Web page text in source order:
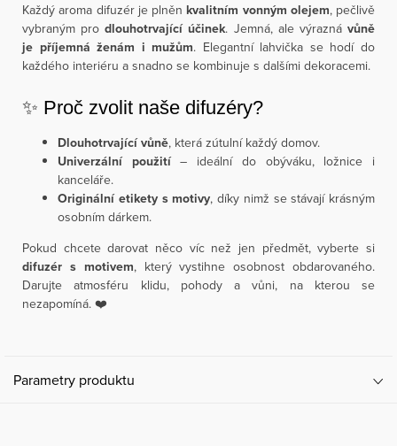
Každý aroma difuzér je plněn kvalitním vonným olejem, pečlivě
vybraným prodlouhotrvající účinek. Jemná, ale výraznávůně
je příjemná ženám i mužům. Elegantní lahvička se hodí do
každého interiéru a snadno se kombinuje s dalšími dekoracemi.
✨ Proč zvolit naše difuzéry?
Dlouhotrvající vůně, která zútulní každý domov.
Univerzální použití– ideální do obýváku, ložnice i
kanceláře.
Originální etikety s motivy, díky nimž se stávají krásným
osobním dárkem.
Pokud chcete darovat něco víc než jen předmět, vyberte si
difuzér s motivem, který vystihne osobnost obdarovaného.
Darujte atmosféru klidu, pohody a vůni, na kterou se
nezapomíná. ❤️
Parametry produktu